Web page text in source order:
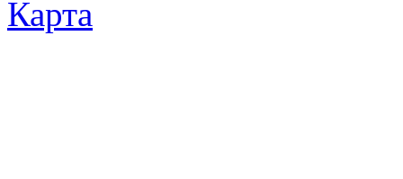
Карта